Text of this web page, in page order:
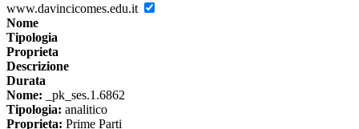
www.davincicomes.edu.it
Nome
Tipologia
Proprieta
Descrizione
Durata
Nome: _pk_ses.1.6862
Tipologia: analitico
Proprieta: Prime Parti